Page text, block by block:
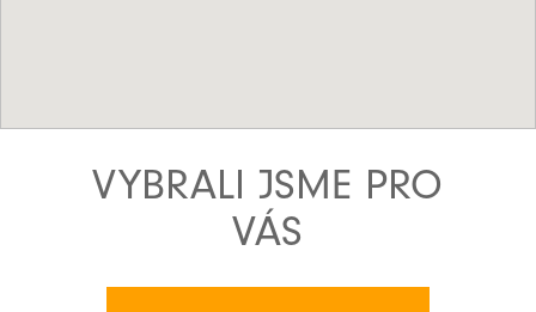
VYBRALI JSME PRO
VÁS